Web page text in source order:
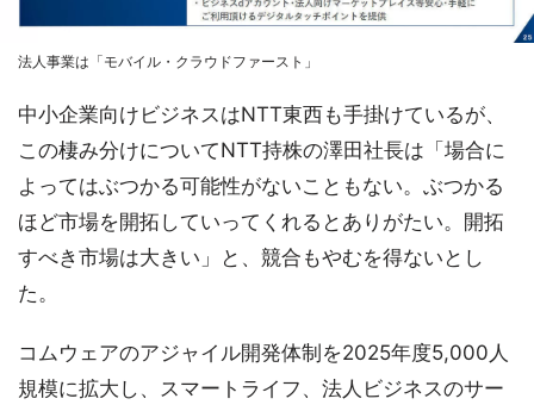
法人事業は「モバイル・クラウドファースト」
中小企業向けビジネスはNTT東西も手掛けているが、
この棲み分けについてNTT持株の澤田社長は「場合に
よってはぶつかる可能性がないこともない。ぶつかる
ほど市場を開拓していってくれるとありがたい。開拓
すべき市場は大きい」と、競合もやむを得ないとし
た。
コムウェアのアジャイル開発体制を2025年度5,000人
規模に拡大し、スマートライフ、法人ビジネスのサー